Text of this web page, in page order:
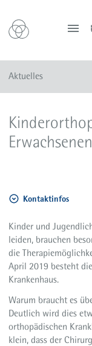
Aktuelles
Veranstaltungen
Newsletter
Presse
Erwachsenen
Kontaktinfos
Kinder und
leiden, brauchen
die
April 2019 besteht
Krankenhaus.
Warum braucht es
Deutlich wird dies
orthopädischen
klein, dass der